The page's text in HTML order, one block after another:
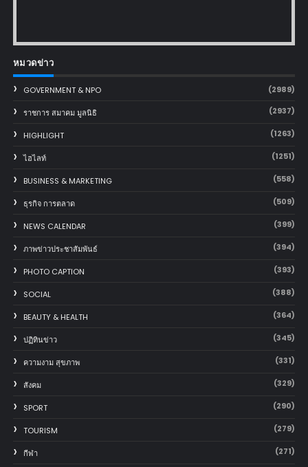
หมวดข่าว
GOVERNMENT & NPO (2989)
ราชการ สมาคม มูลนิธิ (2937)
HIGHLIGHT (1263)
ไฮไลท์ (1251)
BUSINESS & MARKETING (558)
ธุรกิจ การตลาด (509)
NEWS CALENDAR (399)
ภาพข่าวประชาสัมพันธ์ (394)
PHOTO CAPTION (393)
SOCIAL (388)
BEAUTY & HEALTH (364)
ปฏิทินข่าว (345)
ความงาม สุขภาพ (331)
สังคม (329)
SPORT (290)
TOURISM (279)
กีฬา (271)